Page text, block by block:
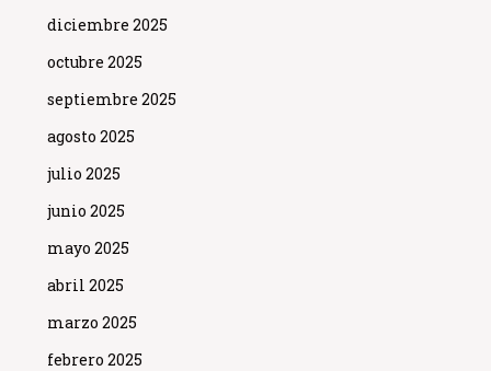
diciembre 2025
octubre 2025
septiembre 2025
agosto 2025
julio 2025
junio 2025
mayo 2025
abril 2025
marzo 2025
febrero 2025